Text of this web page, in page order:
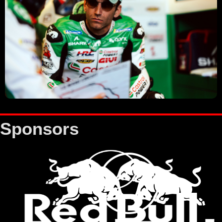
Sponsors